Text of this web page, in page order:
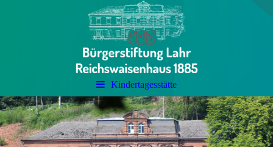
Kindertagesstätte